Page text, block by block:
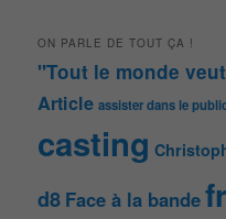
ON PARLE DE TOUT ÇA !
"Tout le monde
Article assister dans le
casting
d8 Face à la bande